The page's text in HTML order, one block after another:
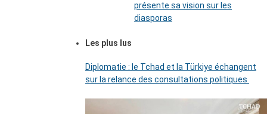
présente sa vision sur les
diasporas
Les plus lus
Diplomatie : le Tchad et la Türkiye échangent
sur la relance des consultations politiques